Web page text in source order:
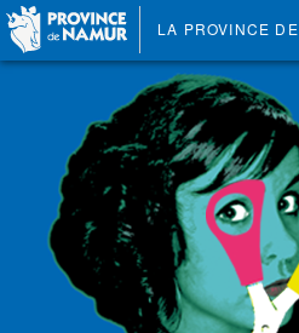
LA PROVINCE DE